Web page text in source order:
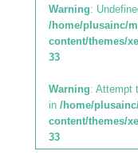
Warning:
/home/plusainc/
content/themes/
33
Warning: Attempt
in /home/
content/themes/
33